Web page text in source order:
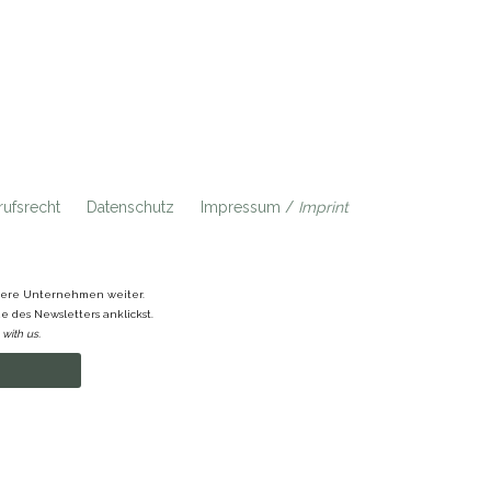
Datenschutz Impressum / Imprint
Unternehmen weiter.
des Newsletters anklickst.
us.